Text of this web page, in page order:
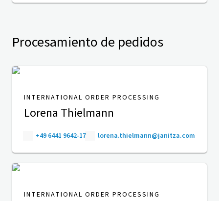
Procesamiento de pedidos
INTERNATIONAL ORDER PROCESSING
Lorena Thielmann
+49 6441 9642-17 lorena.thielmann@janitza.com
INTERNATIONAL ORDER PROCESSING